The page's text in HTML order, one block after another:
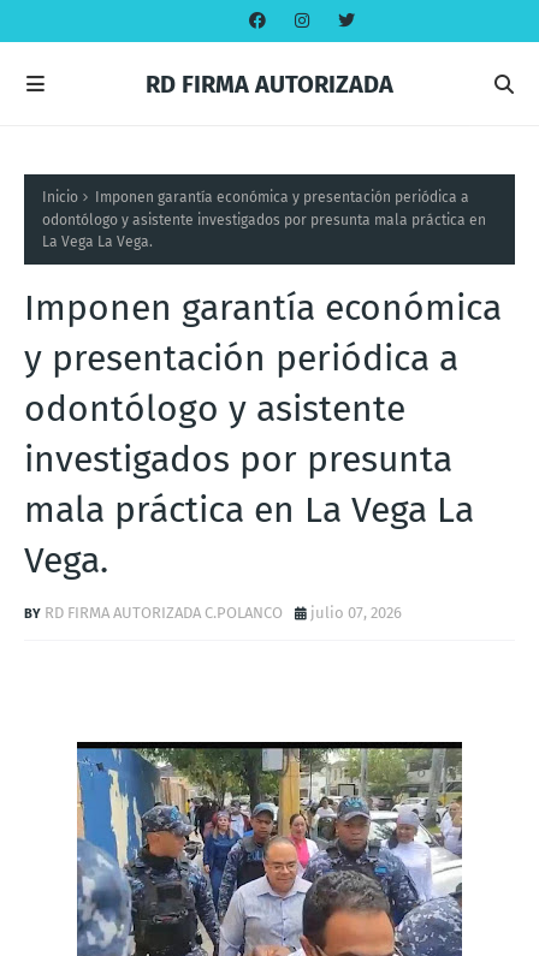
RD FIRMA AUTORIZADA
Inicio
Imponen garantía económica y presentación periódica a
odontólogo y asistente investigados por presunta mala práctica en
La Vega La Vega.
Imponen garantía económica
y presentación periódica a
odontólogo y asistente
investigados por presunta
mala práctica en La Vega La
Vega.
RD FIRMA AUTORIZADA C.POLANCO julio 07, 2026